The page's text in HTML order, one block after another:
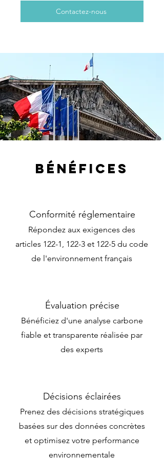
Contactez-nous
Bénéfices
Conformité réglementaire
Répondez aux exigences des
articles 122-1, 122-3 et 122-5 du code
de l'environnement français
Évaluation précise
Bénéficiez d'une analyse carbone
fiable et transparente réalisée par
des experts
Décisions éclairées
Prenez des décisions stratégiques
basées sur des données concrètes
et optimisez votre performance
environnementale